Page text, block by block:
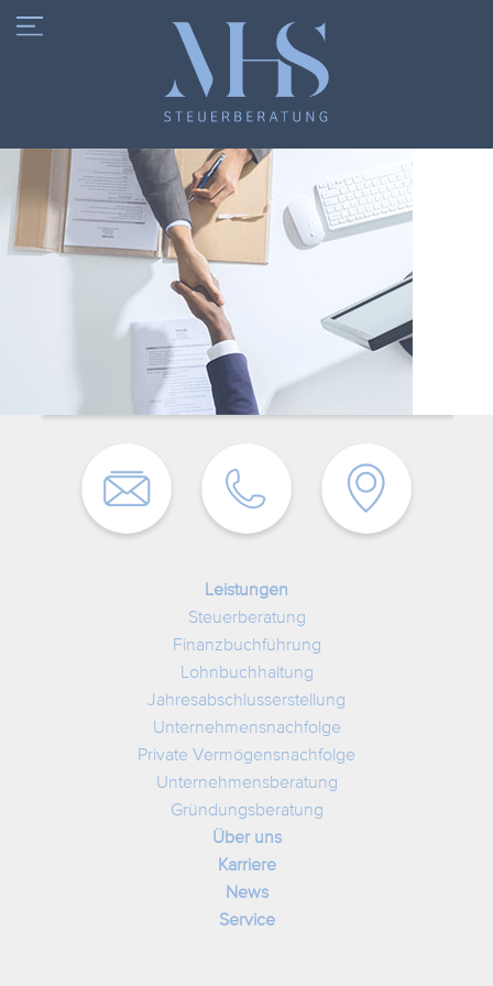
Leistungen
Steuerberatung
Finanzbuchführung
Lohnbuchhaltung
Jahresabschlusserstellung
Unternehmensnachfolge
Private Vermögensnachfolge
Unternehmensberatung
Gründungsberatung
Über uns
Karriere
News
Service